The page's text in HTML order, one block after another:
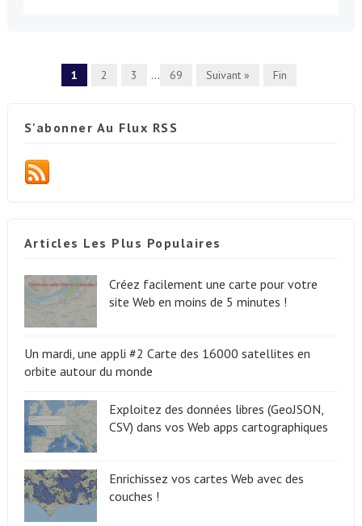
1 2 3 ... 69 Suivant » Fin
S'abonner Au Flux RSS
Articles Les Plus Populaires
Créez facilement une carte pour votre
site Web en moins de 5 minutes !
Un mardi, une appli #2 Carte des 16000 satellites en
orbite autour du monde
Exploitez des données libres (GeoJSON,
CSV) dans vos Web apps cartographiques
Enrichissez vos cartes Web avec des
couches !